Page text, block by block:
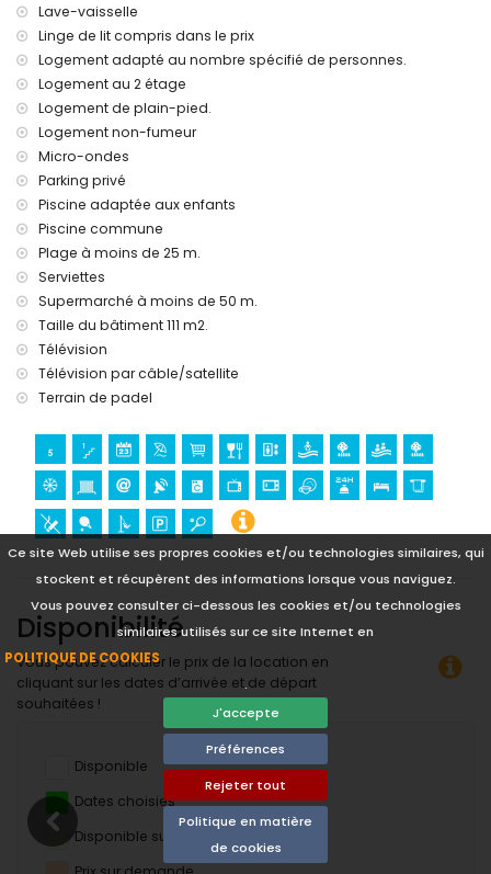
Ce site Web utilise ses propres cookies et/ou technologies similaires, qui
stockent et récupèrent des informations lorsque vous naviguez.
Vous pouvez consulter ci-dessous les cookies et/ou technologies
similaires utilisés sur ce site Internet en
POLITIQUE DE COOKIES
.
J'accepte
Préférences
Rejeter tout
Politique en matière
de cookies
chauffage central
lit pour enfant / lit bébé (sur demande)
Activités de divertissement et de loisirs pour vos vacances
à Calpe, Costa Blanca
parc d'attractions (Terra Mitica), parc à thème (Mundomar),
parc animalier (Terra Natura) et parc aquatique
(Mundomar et Aqua Natura) (à moins de 10 kilomètres de la
maison)
Sports
tennis (à moins de 1000 mètres de l'appartement)
Lave-vaisselle
Linge de lit compris dans le prix
Logement adapté au nombre spécifié de personnes.
Logement au 2 étage
Logement de plain-pied.
Logement non-fumeur
Micro-ondes
Parking privé
Piscine adaptée aux enfants
Piscine commune
Plage à moins de 25 m.
Serviettes
Supermarché à moins de 50 m.
Taille du bâtiment 111 m2.
Télévision
Télévision par câble/satellite
Terrain de padel
Disponibilité
Vous pouvez calculer le prix de la location en
cliquant sur les dates d’arrivée et de départ
souhaitées !
Disponible
Dates choisies
Disponible sur demande